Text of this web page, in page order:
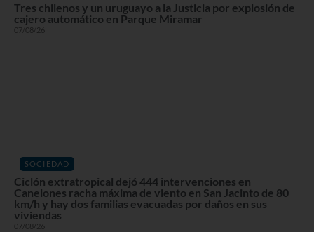
Tres chilenos y un uruguayo a la Justicia por explosión de
cajero automático en Parque Miramar
07/08/26
SOCIEDAD
Ciclón extratropical dejó 444 intervenciones en
Canelones racha máxima de viento en San Jacinto de 80
km/h y hay dos familias evacuadas por daños en sus
viviendas
07/08/26